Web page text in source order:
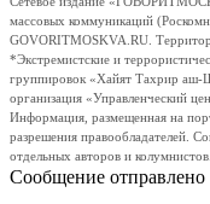
массовых коммуникаций
GOVORITMOSKVA.RU.
*Экстремистские и
группировок «Хайят Тахрир аш-
организация «Управленческий
Информация, размещенная на
разрешения правообладателей.
отдельных авторов и колумнистов.
Сообщение отправлено